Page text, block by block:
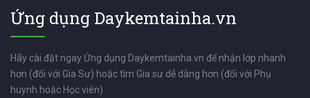
Ứng dụng Daykemtainha.vn
Hãy cài đặt ngay Ứng dụng Daykemtainha.vn để nhận lớp nhanh
hơn (đối với Gia Sư) hoặc tìm Gia sư dễ dàng hơn (đối với Phụ
huynh hoặc Học viên)